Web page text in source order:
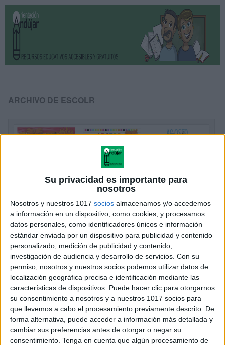
Su privacidad es importante para
nosotros
Nosotros y nuestros 1017 socios almacenamos y/o accedemos
a información en un dispositivo, como cookies, y procesamos
datos personales, como identificadores únicos e información
estándar enviada por un dispositivo para publicidad y contenido
personalizado, medición de publicidad y contenido,
investigación de audiencia y desarrollo de servicios. Con su
permiso, nosotros y nuestros socios podemos utilizar datos de
localización geográfica precisa e identificación mediante las
características de dispositivos. Puede hacer clic para otorgarnos
su consentimiento a nosotros y a nuestros 1017 socios para
que llevemos a cabo el procesamiento previamente descrito. De
forma alternativa, puede acceder a información más detallada y
cambiar sus preferencias antes de otorgar o negar su
consentimiento. Tenga en cuenta que algún procesamiento de
ARCHIVO DE ESCOLR
Nueva agenda del reves 2 intensamente 2
Publicado el 26 junio, 2024
Mantenerse organizado y motivado durante el año
escolar es más fácil con herramientas que capturen la
imaginación de los estudiantes. En Orientación
Andujar, estamos emocionados de presentar nuestra
«Nueva Agenda […]
SEGUIR LEYENDO